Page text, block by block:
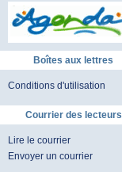
Boîtes aux lettres
Conditions d'utilisation
Courrier des lecteurs
Lire le courrier
Envoyer un courrier